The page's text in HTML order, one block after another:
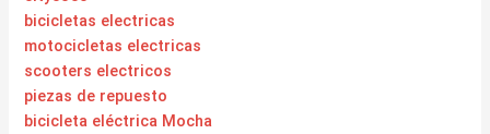
bicicletas electricas
motocicletas electricas
scooters electricos
piezas de repuesto
bicicleta eléctrica Mocha